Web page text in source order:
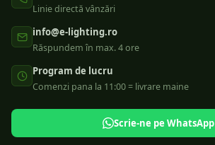
Linie directă vânzări
info@e-lighting.ro
Răspundem în max. 4 ore
Program de lucru
Comenzi pana la 11:00 = livrare maine
Scrie-ne pe WhatsApp